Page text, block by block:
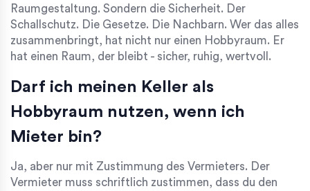
Raumgestaltung. Sondern die Sicherheit. Der
Schallschutz. Die Gesetze. Die Nachbarn. Wer das alles
zusammenbringt, hat nicht nur einen Hobbyraum. Er
hat einen Raum, der bleibt - sicher, ruhig, wertvoll.
Darf ich meinen Keller als
Hobbyraum nutzen, wenn ich
Mieter bin?
Ja, aber nur mit Zustimmung des Vermieters. Der
Vermieter muss schriftlich zustimmen, dass du den